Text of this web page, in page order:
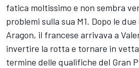
fatica moltissimo e non sembra
problemi sulla sua M1. Dopo le
Aragon, il francese arrivava a
invertire la rotta e tornare in
termine delle qualifiche del Gran